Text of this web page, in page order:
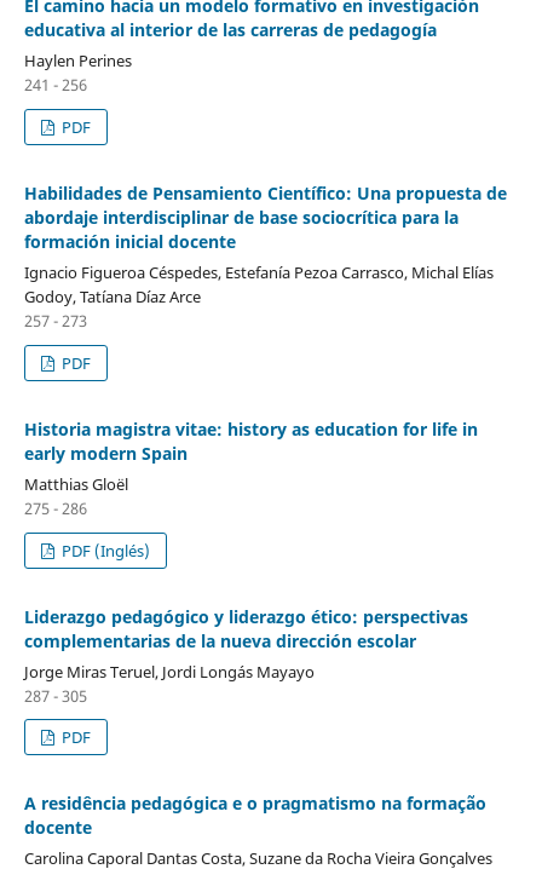
El camino hacia un modelo formativo en investigación
educativa al interior de las carreras de pedagogía
Haylen Perines
241 - 256
PDF
Habilidades de Pensamiento Científico: Una propuesta de
abordaje interdisciplinar de base sociocrítica para la
formación inicial docente
Ignacio Figueroa Céspedes, Estefanía Pezoa Carrasco, Michal Elías
Godoy, Tatíana Díaz Arce
257 - 273
PDF
Historia magistra vitae: history as education for life in
early modern Spain
Matthias Gloël
275 - 286
PDF (Inglés)
Liderazgo pedagógico y liderazgo ético: perspectivas
complementarias de la nueva dirección escolar
Jorge Miras Teruel, Jordi Longás Mayayo
287 - 305
PDF
A residência pedagógica e o pragmatismo na formação
docente
Carolina Caporal Dantas Costa, Suzane da Rocha Vieira Gonçalves